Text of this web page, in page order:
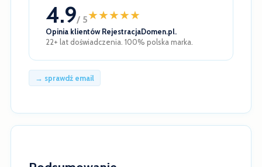
4.9/ 5★★★★★
Opinia klientów RejestracjaDomen.pl.
22+ lat doświadczenia. 100% polska marka.
→ sprawdź email